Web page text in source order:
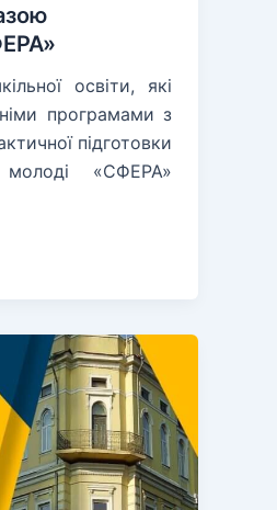
освіти, які
програмами з
підготовки
молоді «СФЕРА»